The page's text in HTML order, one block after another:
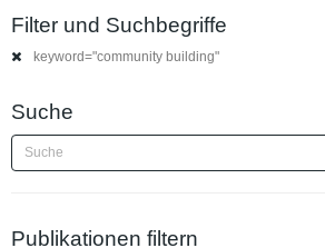
Filter und Suchbegriffe
keyword="community building"
Suche
Publikationen filtern